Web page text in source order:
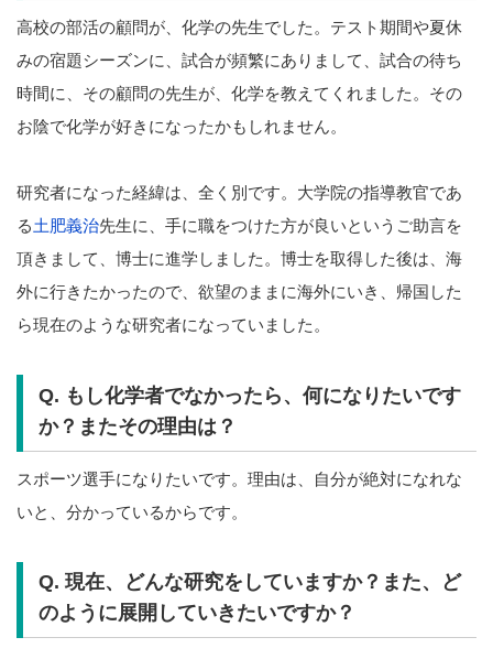
高校の部活の顧問が、化学の先生でした。テスト期間や夏休
みの宿題シーズンに、試合が頻繁にありまして、試合の待ち
時間に、その顧問の先生が、化学を教えてくれました。その
お陰で化学が好きになったかもしれません。
研究者になった経緯は、全く別です。大学院の指導教官であ
る土肥義治先生に、手に職をつけた方が良いというご助言を
頂きまして、博士に進学しました。博士を取得した後は、海
外に行きたかったので、欲望のままに海外にいき、帰国した
ら現在のような研究者になっていました。
Q. もし化学者でなかったら、何になりたいです
か？またその理由は？
スポーツ選手になりたいです。理由は、自分が絶対になれな
いと、分かっているからです。
Q. 現在、どんな研究をしていますか？また、ど
のように展開していきたいですか？